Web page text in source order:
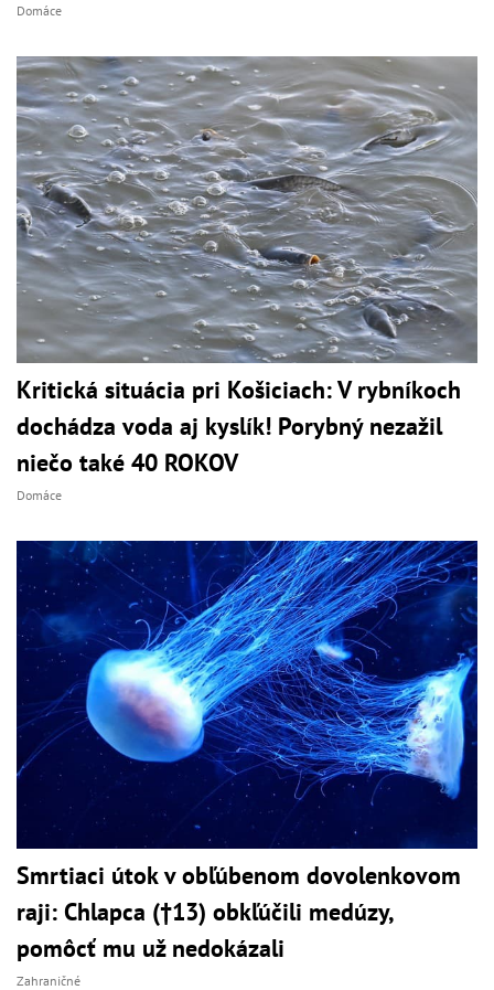
Domáce
Kritická situácia pri Košiciach: V rybníkoch
dochádza voda aj kyslík! Porybný nezažil
niečo také 40 ROKOV
Domáce
Smrtiaci útok v obľúbenom dovolenkovom
raji: Chlapca (†13) obkľúčili medúzy,
pomôcť mu už nedokázali
Zahraničné